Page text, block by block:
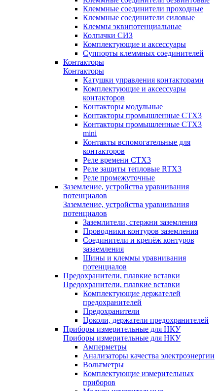
Клеммные соединители проходные
Клеммные соединители силовые
Клеммы эквипотенциальные
Колпачки СИЗ
Комплектующие и аксессуары
Суппорты клеммных соединителей
Контакторы
Контакторы
Катушки управления контакторами
Комплектующие и аксессуары
контакторов
Контакторы модульные
Контакторы промышленные CTX3
Контакторы промышленные CTX3
mini
Контакты вспомогательные для
контакторов
Реле времени CTX3
Реле защиты тепловые RTX3
Реле промежуточные
Заземление, устройства уравнивания
потенциалов
Заземление, устройства уравнивания
потенциалов
Заземлители, стержни заземления
Проводники контуров заземления
Соединители и крепёж контуров
зазаемления
Шины и клеммы уравнивания
потенциалов
Предохранители, плавкие вставки
Предохранители, плавкие вставки
Комплектующие держателей
предохранителей
Предохранители
Цоколи, держатели предохранителей
Приборы измерительные для НКУ
Приборы измерительные для НКУ
Амперметры
Анализаторы качества электроэнергии
Вольтметры
Комплектующие измерительных
приборов